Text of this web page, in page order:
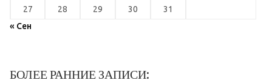
27 28 29 30
31
« Сен
БОЛЕЕ РАННИЕ ЗАПИСИ: